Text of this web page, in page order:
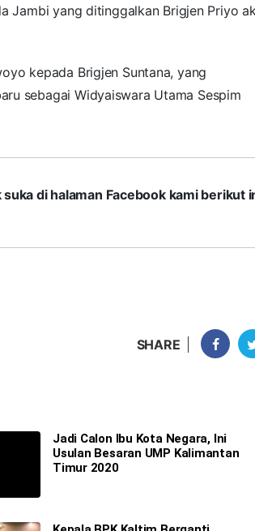
Jambi yang ditinggalkan Brigjen Priyo
kepada Brigjen Suntana, yang
sebagai Widyaiswara Utama Sespim
di halaman Facebook kami berikut
SHARE
Jadi Calon Ibu Kota Negara, Ini
Usulan Besaran UMP Kalimantan
Timur 2020